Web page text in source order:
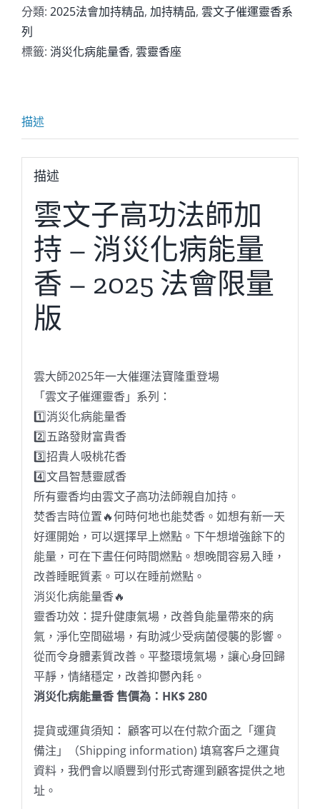
功
師
能
量
香
法
版
數
量
分類: 2025法會加持精品, 加持精品, 雲文子催運靈香系
列
標籤: 消災化病能量香, 雲靈香座
描述
描述
雲文子高功法師加
持 – 消災化病能量
香 – 2025 法會限量
版
雲大師2025年一大催運法寶隆重登場
「雲文子催運靈香」系列：
1️⃣消災化病能量香
2️⃣五路發財富貴香
3️⃣招貴人吸桃花香
4️⃣文昌智慧靈感香
所有靈香均由雲文子高功法師親自加持。
焚香吉時位置🔥何時何地也能焚香。如想有新一天
好運開始，可以選擇早上燃點。下午想增強餘下的
能量，可在下晝任何時間燃點。想晚間容易入睡，
改善睡眠質素。可以在睡前燃點。
消災化病能量香🔥
靈香功效：提升健康氣場，改善負能量帶來的病
氣，淨化空間磁場，有助減少受病菌侵襲的影響。
從而令身體素質改善。平整環境氣場，讓心身回歸
平靜，情緒穩定，改善抑鬱內耗。
消災化病能量香 售價為：HK$ 280
提貨或運貨須知： 顧客可以在付款介面之「運貨
備注」（Shipping information) 填寫客戶之運貨
資料，我們會以順豐到付形式寄運到顧客提供之地
址。